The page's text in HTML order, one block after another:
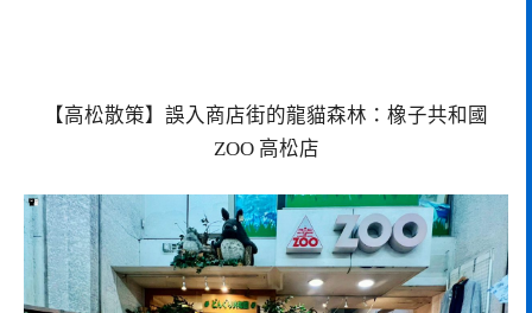
【高松散策】誤入商店街的龍貓森林：橡子共和國
ZOO 高松店